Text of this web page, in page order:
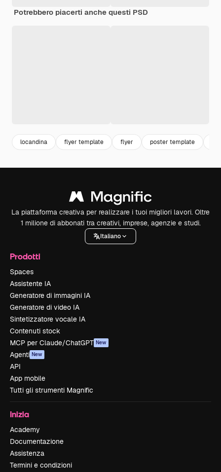
Potrebbero piacerti anche questi PSD
locandina flyer template flyer poster template
La piattaforma creativa per realizzare i tuoi migliori lavori. Oltre
1 milione di abbonati tra creativi, imprese, agenzie e studi.
Italiano
Prodotti
Spaces
Assistente IA
Generatore di immagini IA
Generatore di video IA
Sintetizzatore vocale IA
Contenuti stock
MCP per Claude/ChatGPT New
Agenti New
API
App mobile
Tutti gli strumenti Magnific
Inizia
Academy
Documentazione
Assistenza
Termini e condizioni